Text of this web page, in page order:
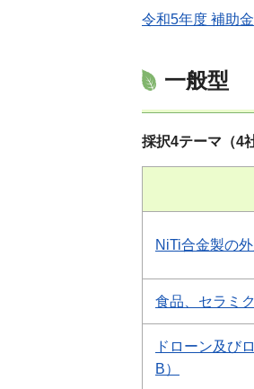
令和5年度 補助
一般型
採択4テーマ（4
NiTi合金製の
食品、セラミ
ドローン及び
B）